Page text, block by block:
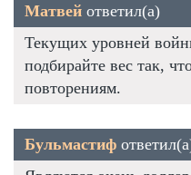
Матвей ответил(а)
Текущих уровней
подбирайте вес так,
повторениям.
Бульмастиф